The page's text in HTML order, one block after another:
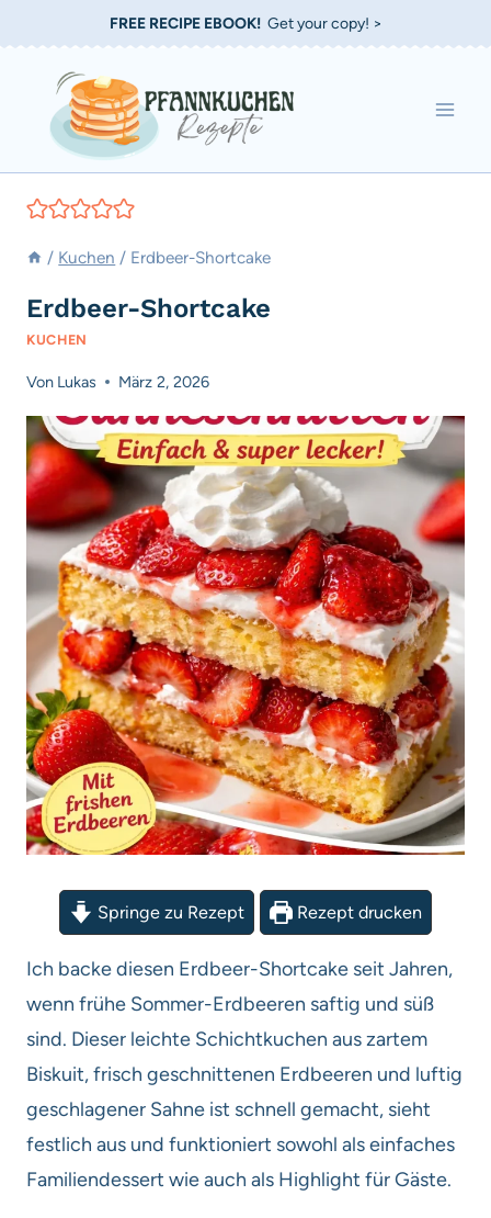
Inhalt
springen
FREE RECIPE EBOOK!Get your copy! >
/ Kuchen / Erdbeer-Shortcake
Erdbeer-Shortcake
KUCHEN
Von Lukas März 2, 2026
Springe zu Rezept Rezept drucken
Ich backe diesen Erdbeer-Shortcake seit Jahren,
wenn frühe Sommer-Erdbeeren saftig und süß
sind. Dieser leichte Schichtkuchen aus zartem
Biskuit, frisch geschnittenen Erdbeeren und luftig
geschlagener Sahne ist schnell gemacht, sieht
festlich aus und funktioniert sowohl als einfaches
Familiendessert wie auch als Highlight für Gäste.